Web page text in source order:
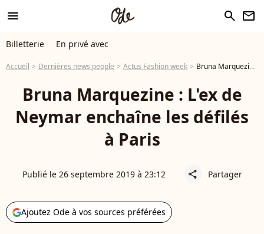
menu search newsletter
Billetterie En privé avec
Accueil Dernières news people Actus Fashion week Bruna Marquezine : L'ex de Neymar enchaîne les défilés à Paris
Bruna Marquezine : L'ex de
Neymar enchaîne les défilés
à Paris
Publié le 26 septembre 2019 à 23:12 share Partager
Ajoutez Ode à vos sources préférées